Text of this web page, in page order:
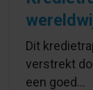
Dit
verstrekt
een goed...